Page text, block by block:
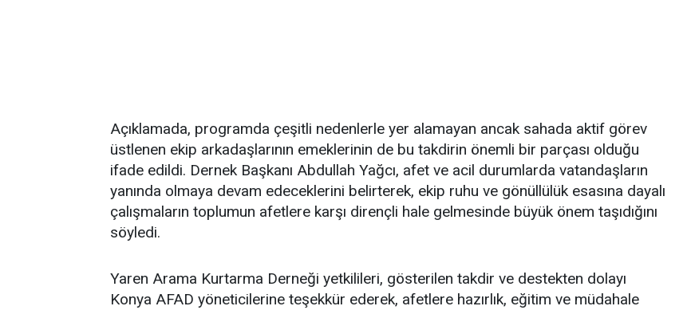
Açıklamada, programda çeşitli nedenlerle yer alamayan ancak sahada aktif görev
üstlenen ekip arkadaşlarının emeklerinin de bu takdirin önemli bir parçası olduğu
ifade edildi. Dernek Başkanı Abdullah Yağcı, afet ve acil durumlarda vatandaşların
yanında olmaya devam edeceklerini belirterek, ekip ruhu ve gönüllülük esasına dayalı
çalışmaların toplumun afetlere karşı dirençli hale gelmesinde büyük önem taşıdığını
söyledi.
Yaren Arama Kurtarma Derneği yetkilileri, gösterilen takdir ve destekten dolayı
Konya AFAD yöneticilerine teşekkür ederek, afetlere hazırlık, eğitim ve müdahale